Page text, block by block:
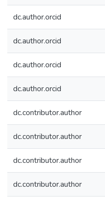
dc.author.orcid
dc.author.orcid
dc.author.orcid
dc.author.orcid
dc.contributor.author
dc.contributor.author
dc.contributor.author
dc.contributor.author